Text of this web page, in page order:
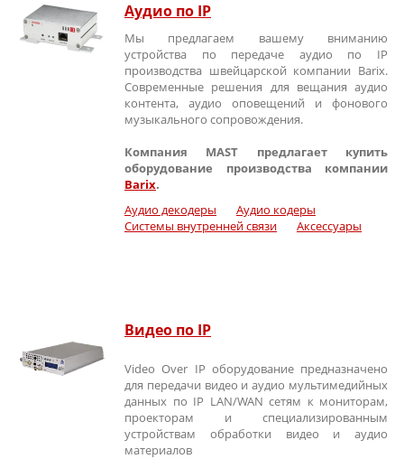
Аудио по IP
Мы предлагаем вашему вниманию
устройства по передаче аудио по IP
производства швейцарской компании Barix.
Современные решения для вещания аудио
контента, аудио оповещений и фонового
музыкального сопровождения.
Компания MAST предлагает купить
оборудование производства компании
Barix.
Аудио декодеры
Аудио кодеры
Системы внутренней связи
Аксессуары
Видео по IP
Video Over IP оборудование предназначено
для передачи видео и аудио мультимедийных
данных по IP LAN/WAN сетям к мониторам,
проекторам и специализированным
устройствам обработки видео и аудио
материалов